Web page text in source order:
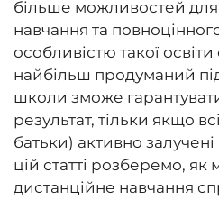
більше можливостей
навчання та
особливістю такої освіти
найбільш продуманий
школи зможе
результат, тільки якщо
батьки) активно
цій статті розберемо,
дистанційне навчання